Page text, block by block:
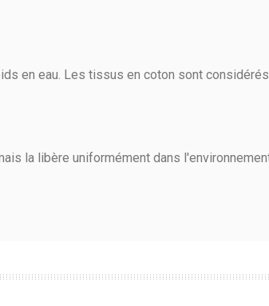
en eau. Les tissus en coton sont considérés
la libère uniformément dans